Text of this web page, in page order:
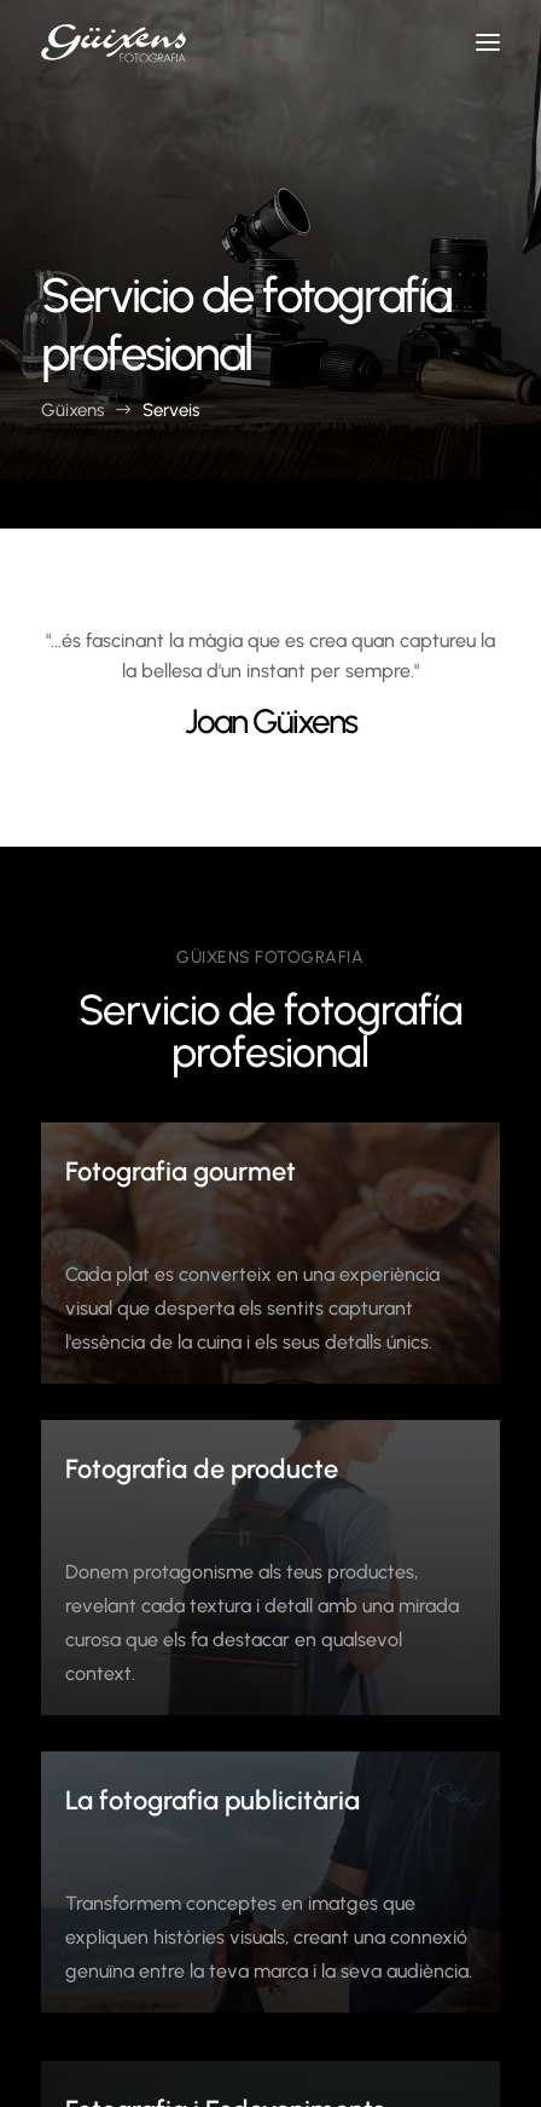
Servicio de fotografía
profesional
Güixens $ Serveis
"...és fascinant la màgia que es crea quan captureu la
la bellesa d'un instant per sempre."
JoanGüixens
GÜIXENS FOTOGRAFIA
Servicio de fotografía
profesional
Fotografia gourmet
Cada plat es converteix en una experiència
visual que desperta els sentits capturant
l'essència de la cuina i els seus detalls únics.
Fotografia de producte
Donem protagonisme als teus productes,
revelant cada textura i detall amb una mirada
curosa que els fa destacar en qualsevol
context.
La fotografia publicitària
Transformem conceptes en imatges que
expliquen històries visuals, creant una connexió
genuïna entre la teva marca i la seva audiència.